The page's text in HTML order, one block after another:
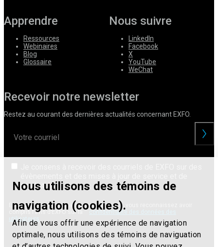
Nous utilisons des témoins de
navigation (cookies).
Afin de vous offrir une expérience de navigation
optimale, nous utilisons des témoins de naviguation
Apprendre
Ressources
Webinaires
Blog
Glossaire
Nous suivre
LinkedIn
Facebook
X
YouTube
WeChat
Recevoir notre newsletter
Restez au courant des dernières actualités concernant EXFO.
produit.
En livrant vos renseignements personnels, vous reconnaissez avoir
compris l’avis d’EXFO sur la
confidentialité des données des
utilisateurs